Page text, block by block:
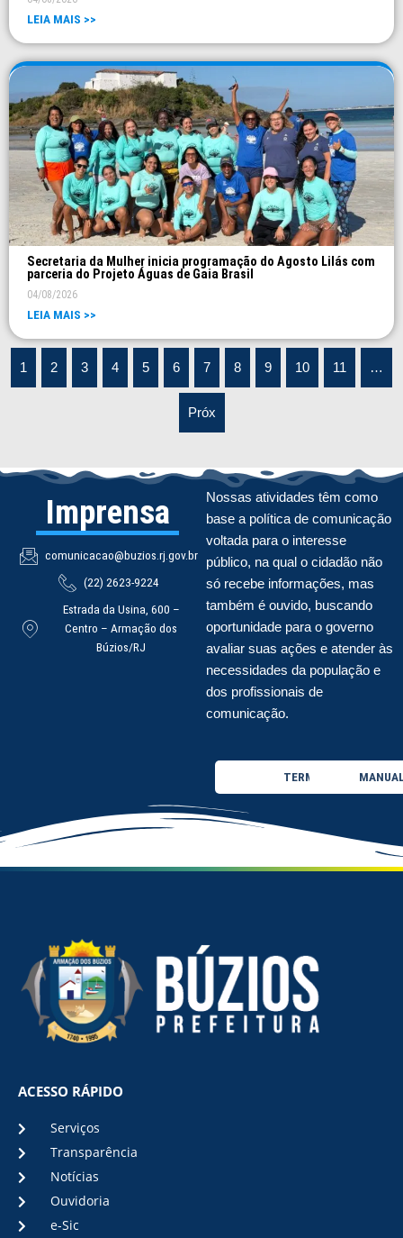
LEIA MAIS >>
Secretaria da Mulher inicia programação do Agosto Lilás com
parceria do Projeto Águas de Gaia Brasil
04/08/2026
LEIA MAIS >>
1 2 3 4 5 6 7 8 9 10 11 …
Próx
Imprensa
comunicacao@buzios.rj.gov.br
(22) 2623-9224
Estrada da Usina, 600 –
Centro – Armação dos
Búzios/RJ
Nossas atividades têm como
base a política de comunicação
voltada para o interesse
público, na qual o cidadão não
só recebe informações, mas
também é ouvido, buscando
oportunidade para o governo
avaliar suas ações e atender às
necessidades da população e
dos profissionais de
comunicação.
TERMO DE USO
ACESSO RÁPIDO
Serviços
Transparência
Notícias
Ouvidoria
e-Sic